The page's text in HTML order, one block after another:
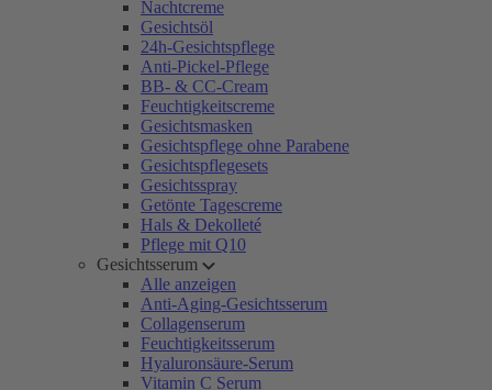
Nachtcreme
Gesichtsöl
24h-Gesichtspflege
Anti-Pickel-Pflege
BB- & CC-Cream
Feuchtigkeitscreme
Gesichtsmasken
Gesichtspflege ohne Parabene
Gesichtspflegesets
Gesichtsspray
Getönte Tagescreme
Hals & Dekolleté
Pflege mit Q10
Gesichtsserum
Alle anzeigen
Anti-Aging-Gesichtsserum
Collagenserum
Feuchtigkeitsserum
Hyaluronsäure-Serum
Vitamin C Serum